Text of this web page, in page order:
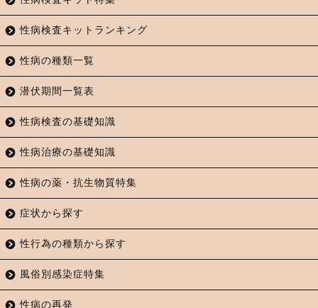
性病検査キットランキング
性病の種類一覧
潜伏期間一覧表
性病検査の基礎知識
性病治療の基礎知識
性病の薬・抗生物質特集
症状から探す
性行為の種類から探す
風俗別感染症特集
性病の再発